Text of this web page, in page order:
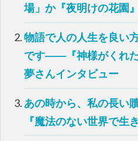
で
共
有
新
し
ウ
ィ
で
開
き
す
)
場」か『夜明けの花園』
物語で人の人生を良い
です――『神様がくれ
夢さんインタビュー
あの時から、私の長い
『魔法のない世界で生